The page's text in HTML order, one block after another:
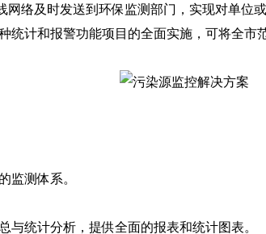
及时发送到环保监测部门，实现对单位
计和报警功能项目的全面实施，可将全市
监测体系。
统计分析，提供全面的报表和统计图表。